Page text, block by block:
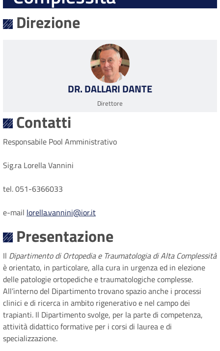
Direzione
DR. DALLARI DANTE
Direttore
Contatti
Responsabile Pool Amministrativo
Sig.ra Lorella Vannini
tel. 051-6366033
e-mail lorella.vannini@ior.it
Presentazione
Il Dipartimento di Ortopedia e Traumatologia di Alta Complessità
è orientato, in particolare, alla cura in urgenza ed in elezione
delle patologie ortopediche e traumatologiche complesse.
All’interno del Dipartimento trovano spazio anche i processi
clinici e di ricerca in ambito rigenerativo e nel campo dei
trapianti. Il Dipartimento svolge, per la parte di competenza,
attività didattico formative per i corsi di laurea e di
specializzazione.